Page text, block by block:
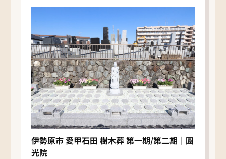
伊勢原市 愛甲石田 樹木葬 第一期/第二期｜圓
光院